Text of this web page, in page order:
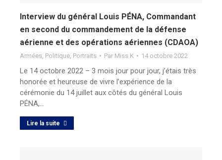
Interview du général Louis PÉNA, Commandant
en second du commandement de la défense
aérienne et des opérations aériennes (CDAOA)
Armées Politique Portraits Par Miss K 14 octobre 2022
Le 14 octobre 2022 – 3 mois jour pour jour, j’étais très
honorée et heureuse de vivre l’expérience de la
cérémonie du 14 juillet aux côtés du général Louis
PÉNA,…
Lire la suite